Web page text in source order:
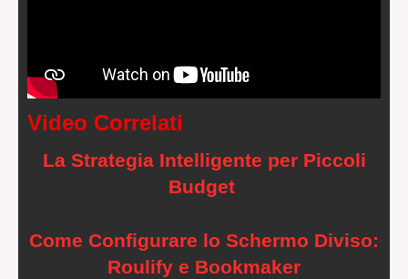
Video Correlati
La Strategia Intelligente per Piccoli
Budget
Come Configurare lo Schermo Diviso:
Roulify e Bookmaker